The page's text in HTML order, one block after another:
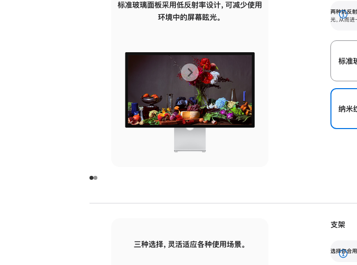
标准玻璃面板采用低反射率设计，可减少使用
环境中的屏幕眩光。
有高亮光源的场所使用
上
一
张
图
面
下
一
张
图
面
两种抗反
光，从而
展
标准
纳米
三种选择，灵活适应各种使用场景。
调节范
支架
选择你合用
展